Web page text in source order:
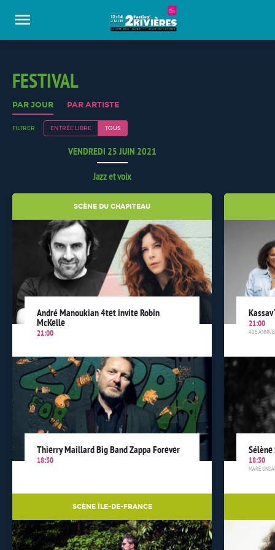
FESTIVAL
PAR JOUR PAR ARTISTE
FILTRER ENTRÉE LIBRE TOUS
VENDREDI 25 JUIN 2021
Jazz et voix
SCÈNE DU CHAPITEAU
André Manoukian 4tet invite Robin
McKelle
21:00
Thierry Maillard Big Band Zappa Forever
18:30
SCÈNE ÎLE-DE-FRANCE
Kassav'
21:00
40E
18:30
MARE